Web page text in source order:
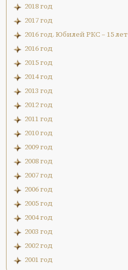
2018 год
2017 год
2016 год. Юбилей РКС – 15 лет
2016 год
2015 год
2014 год
2013 год
2012 год
2011 год
2010 год
2009 год
2008 год
2007 год
2006 год
2005 год
2004 год
2003 год
2002 год
2001 год